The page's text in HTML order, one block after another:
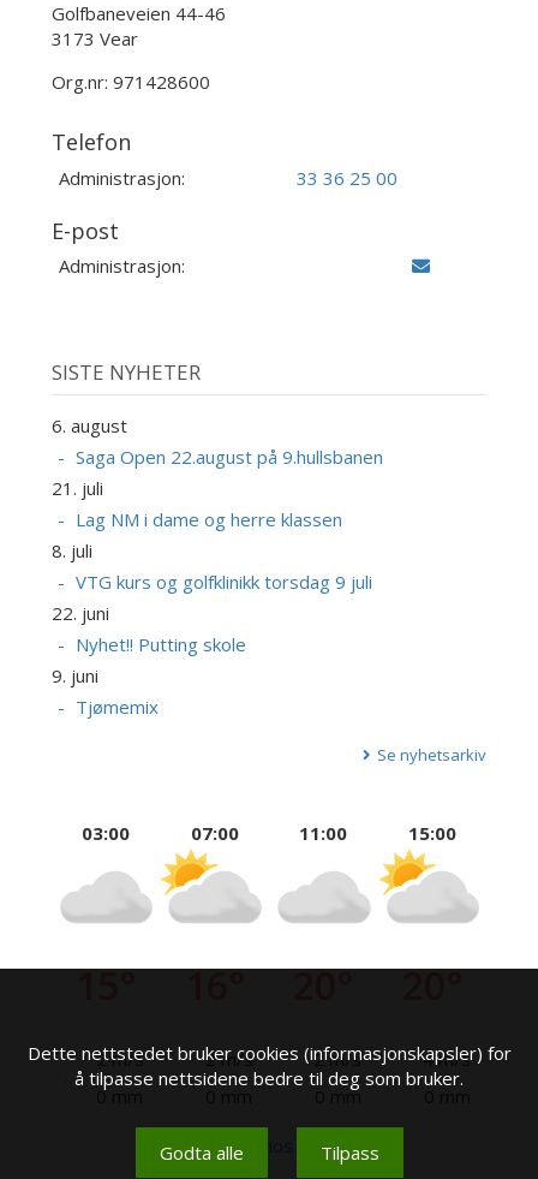
Golfbaneveien 44-46
3173 Vear
Org.nr: 971428600
Telefon
Administrasjon: 33 36 25 00
E-post
Administrasjon:
SISTE NYHETER
6. august
Saga Open 22.august på 9.hullsbanen
21. juli
Lag NM i dame og herre klassen
8. juli
VTG kurs og golfklinikk torsdag 9 juli
22. juni
Nyhet!! Putting skole
9. juni
Tjømemix
Se nyhetsarkiv
03:00
15°
2 m/s
0 mm
07:00
16°
2 m/s
11:00
20°
2 m/s
0 mm
15:00
20°
4 m/s
Se mer hos yr.no
Dette nettstedet bruker cookies (informasjonskapsler) for
å tilpasse nettsidene bedre til deg som bruker.
Godta alle Tilpass